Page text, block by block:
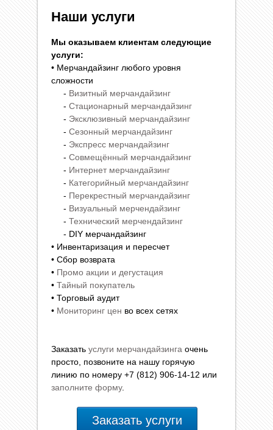
Наши услуги
Мы оказываем клиентам следующие
услуги:
• Мерчандайзинг любого уровня
сложности
- Визитный мерчандайзинг
- Стационарный мерчандайзинг
- Эксклюзивный мерчандайзинг
- Сезонный мерчандайзинг
- Экспресс мерчандайзинг
- Совмещённый мерчандайзинг
- Интернет мерчандайзинг
- Категорийный мерчандайзинг
- Перекрестный мерчандайзинг
- Визуальный мерчендайзинг
- Технический мерчендайзинг
- DIY мерчандайзинг
• Инвентаризация и пересчет
• Сбор возврата
• Промо акции и дегустация
• Тайный покупатель
• Торговый аудит
• Мониторинг цен во всех сетях
Заказать услуги мерчандайзинга очень
просто, позвоните на нашу горячую
линию по номеру +7 (812) 906-14-12 или
заполните форму.
Заказать услуги